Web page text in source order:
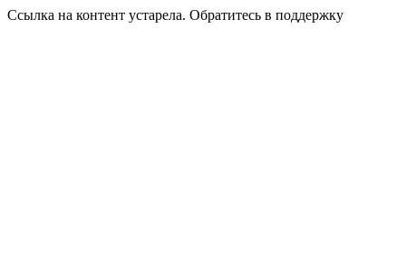
Ссылка на контент устарела. Обратитесь в поддержку